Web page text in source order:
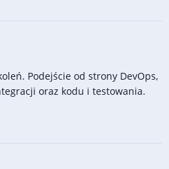
Podejście od strony DevOps,
oraz kodu i testowania.